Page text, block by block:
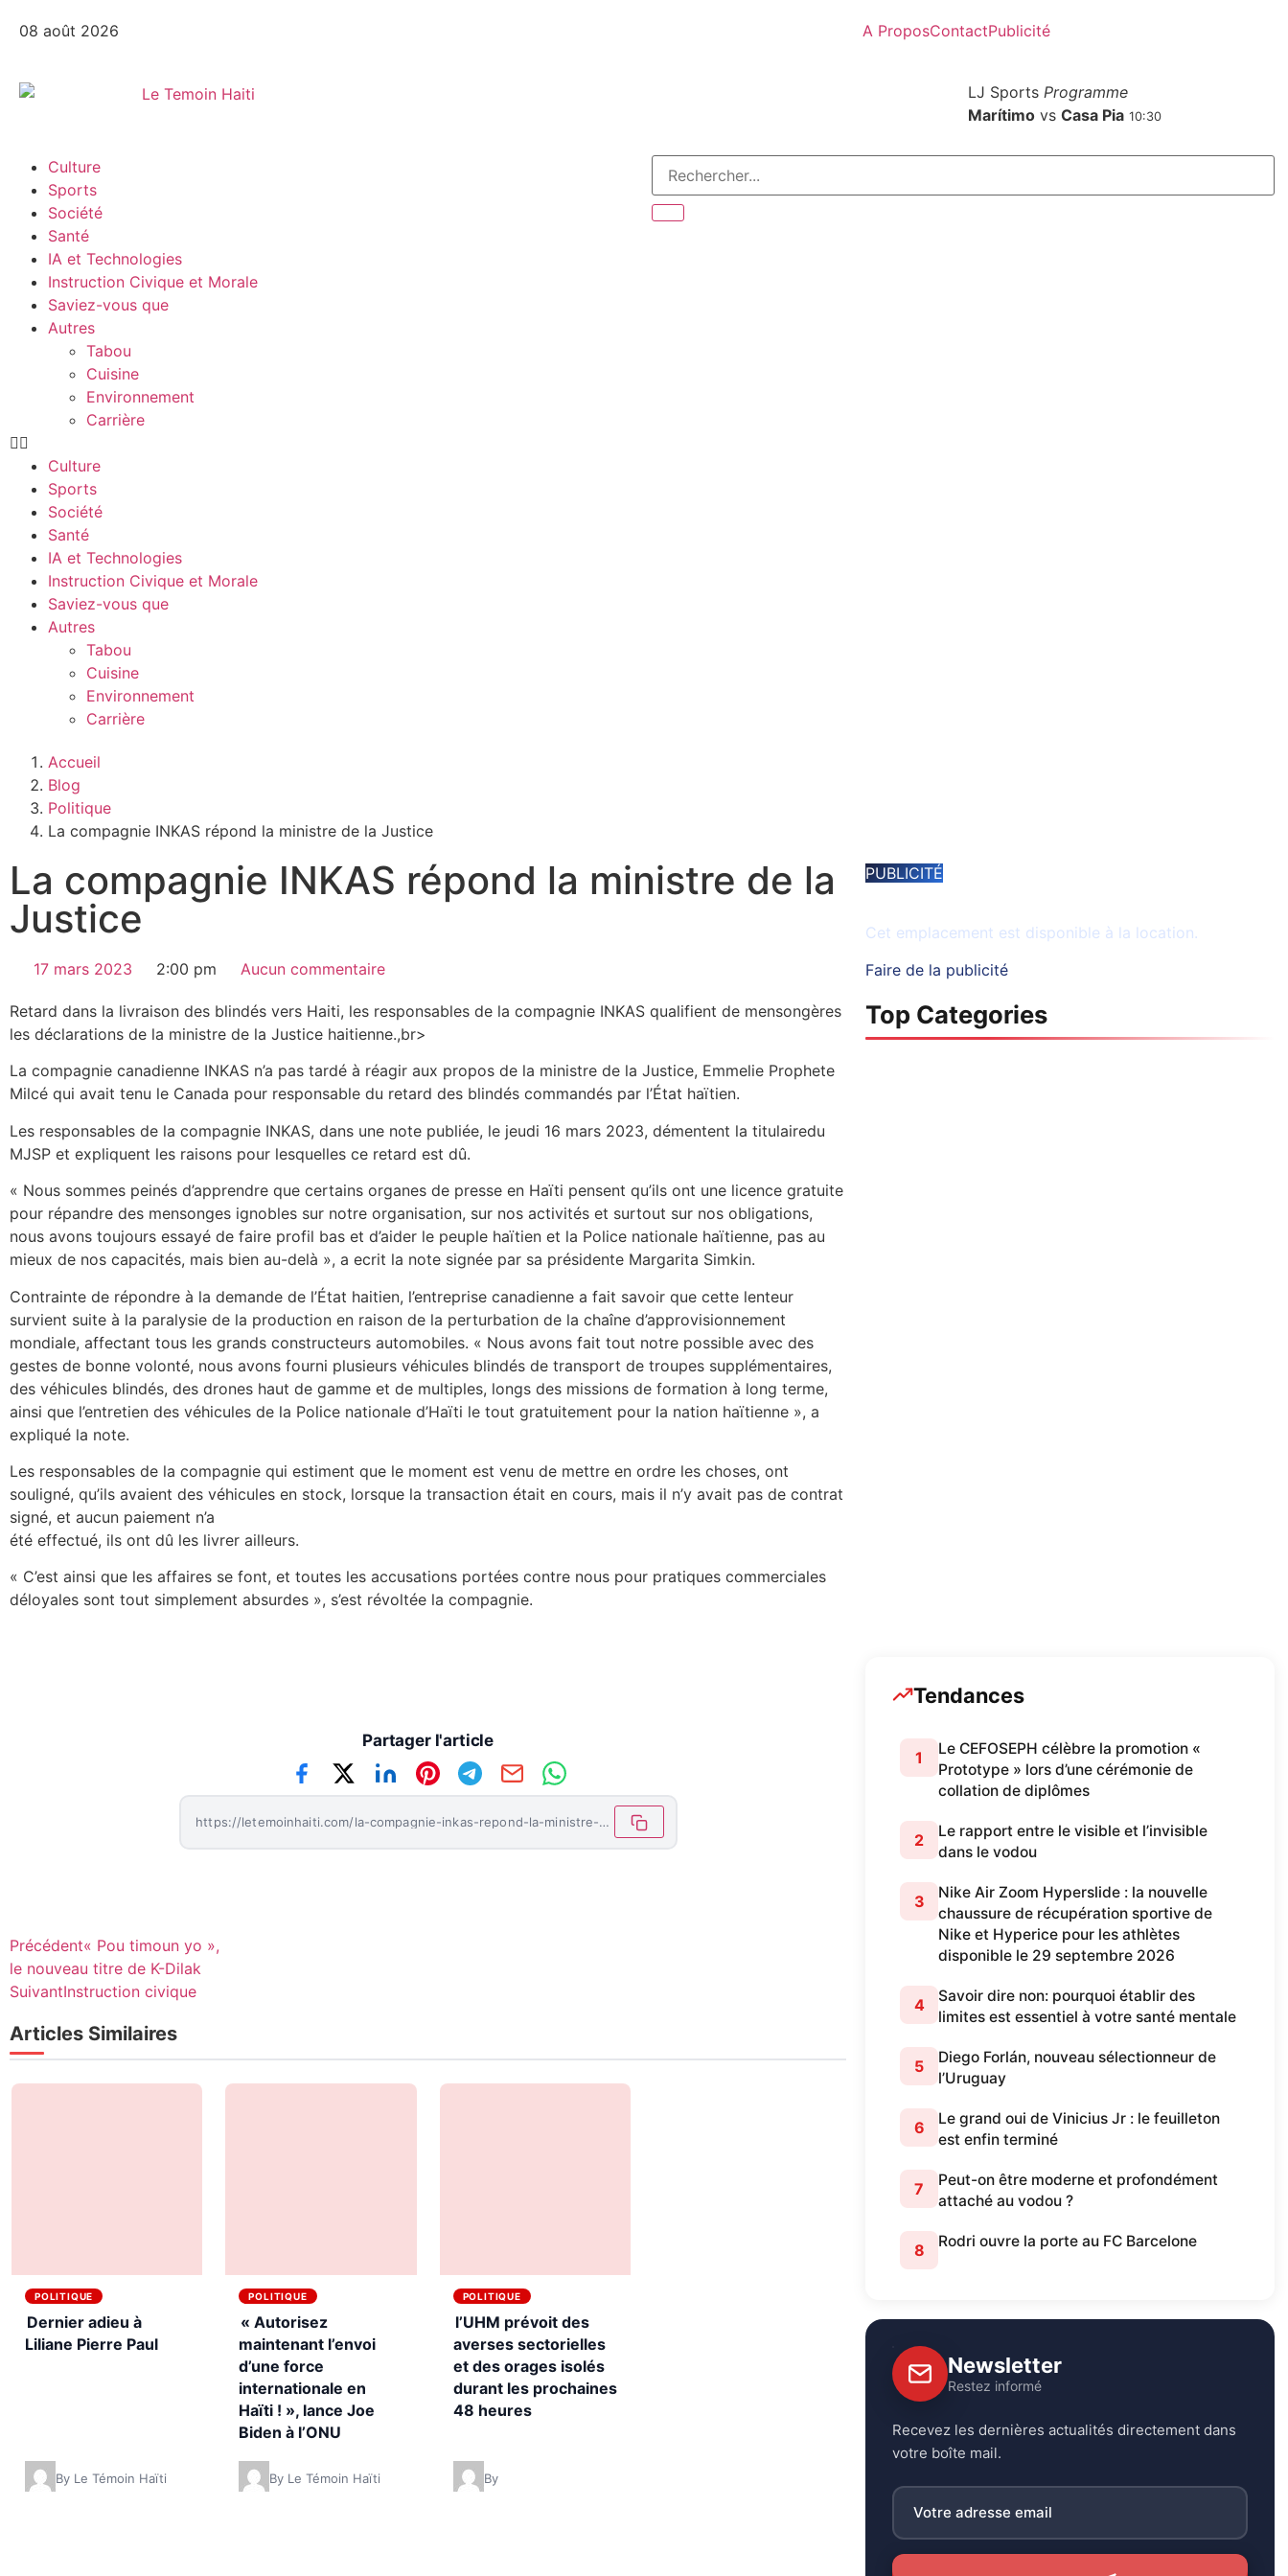
08 août 2026 A ProposContactPublicité
LJ Sports Programme
Marítimo vs Casa Pia 10:30
Culture
Sports
Société
Santé
IA et Technologies
Instruction Civique et Morale
Saviez-vous que
Autres
Tabou
Cuisine
Environnement
Carrière
Culture
Sports
Société
Santé
IA et Technologies
Instruction Civique et Morale
Saviez-vous que
Autres
Tabou
Cuisine
Environnement
Carrière
Accueil
Blog
Politique
La compagnie INKAS répond la ministre de la Justice
La compagnie INKAS répond la ministre de la
Justice
17 mars 2023 2:00 pm Aucun commentaire
Retard dans la livraison des blindés vers Haiti, les responsables de la compagnie INKAS qualifient de mensongères
les déclarations de la ministre de la Justice haitienne.,br>
La compagnie canadienne INKAS n’a pas tardé à réagir aux propos de la ministre de la Justice, Emmelie Prophete
Milcé qui avait tenu le Canada pour responsable du retard des blindés commandés par l’État haïtien.
Les responsables de la compagnie INKAS, dans une note publiée, le jeudi 16 mars 2023, démentent la titulairedu
MJSP et expliquent les raisons pour lesquelles ce retard est dû.
« Nous sommes peinés d’apprendre que certains organes de presse en Haïti pensent qu’ils ont une licence gratuite
pour répandre des mensonges ignobles sur notre organisation, sur nos activités et surtout sur nos obligations,
nous avons toujours essayé de faire profil bas et d’aider le peuple haïtien et la Police nationale haïtienne, pas au
mieux de nos capacités, mais bien au-delà », a ecrit la note signée par sa présidente Margarita Simkin.
Contrainte de répondre à la demande de l’État haitien, l’entreprise canadienne a fait savoir que cette lenteur
survient suite à la paralysie de la production en raison de la perturbation de la chaîne d’approvisionnement
mondiale, affectant tous les grands constructeurs automobiles. « Nous avons fait tout notre possible avec des
gestes de bonne volonté, nous avons fourni plusieurs véhicules blindés de transport de troupes supplémentaires,
des véhicules blindés, des drones haut de gamme et de multiples, longs des missions de formation à long terme,
ainsi que l’entretien des véhicules de la Police nationale d’Haïti le tout gratuitement pour la nation haïtienne », a
expliqué la note.
Les responsables de la compagnie qui estiment que le moment est venu de mettre en ordre les choses, ont
souligné, qu’ils avaient des véhicules en stock, lorsque la transaction était en cours, mais il n’y avait pas de contrat
signé, et aucun paiement n’a
été effectué, ils ont dû les livrer ailleurs.
« C’est ainsi que les affaires se font, et toutes les accusations portées contre nous pour pratiques commerciales
déloyales sont tout simplement absurdes », s’est révoltée la compagnie.
Partager l'article
https://letemoinhaiti.com/la-compagnie-inkas-repond-la-ministre-de-la-justice/
Précédent« Pou timoun yo »,
le nouveau titre de K-Dilak
SuivantInstruction civique
Articles Similaires
POLITIQUE
Dernier adieu à
Liliane Pierre Paul
By Le Témoin Haïti
POLITIQUE
« Autorisez
maintenant l’envoi
d’une force
internationale en
Haïti ! », lance Joe
Biden à l’ONU
By Le Témoin Haïti
POLITIQUE
l’UHM prévoit des
averses sectorielles
et des orages isolés
durant les prochaines
48 heures
By
PUBLICITÉ
Cet emplacement est disponible à la location.
Faire de la publicité
Top Categories
Tendances
1
Le CEFOSEPH célèbre la promotion «
Prototype » lors d’une cérémonie de
collation de diplômes
2
Le rapport entre le visible et l’invisible
dans le vodou
3
Nike Air Zoom Hyperslide : la nouvelle
chaussure de récupération sportive de
Nike et Hyperice pour les athlètes
disponible le 29 septembre 2026
4
Savoir dire non: pourquoi établir des
limites est essentiel à votre santé mentale
5
Diego Forlán, nouveau sélectionneur de
l’Uruguay
6
Le grand oui de Vinicius Jr : le feuilleton
est enfin terminé
7
Peut-on être moderne et profondément
attaché au vodou ?
8 Rodri ouvre la porte au FC Barcelone
Newsletter
Restez informé
Recevez les dernières actualités directement dans
votre boîte mail.